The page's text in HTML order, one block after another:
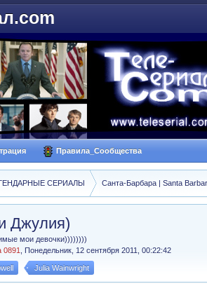
Правила_Сообщества
СЕРИАЛЫ Санта-Барбара | Santa
Джулия)
мои девочки))))))))
0891 ,Понедельник, 12 сентября 2011, 00:22:42
Julia Wainwright